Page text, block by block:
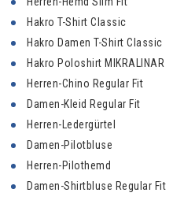
Hakro T-Shirt Classic
Hakro Damen T-Shirt Classic
Hakro Poloshirt MIKRALINAR
Herren-Chino Regular Fit
Damen-Kleid Regular Fit
Herren-Ledergürtel
Damen-Pilotbluse
Herren-Pilothemd
Damen-Shirtbluse Regular Fit